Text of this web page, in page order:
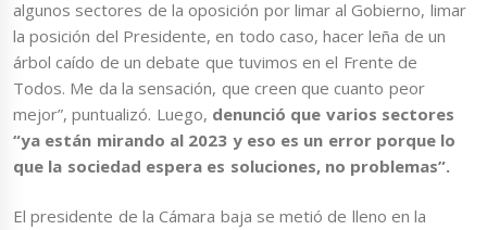
algunos sectores de la oposición por limar al Gobierno, limar
la posición del Presidente, en todo caso, hacer leña de un
árbol caído de un debate que tuvimos en el Frente de
Todos. Me da la sensación, que creen que cuanto peor
mejor”, puntualizó. Luego, denunció que varios sectores
“ya están mirando al 2023 y eso es un error porque lo
que la sociedad espera es soluciones, no problemas”.
El presidente de la Cámara baja se metió de lleno en la